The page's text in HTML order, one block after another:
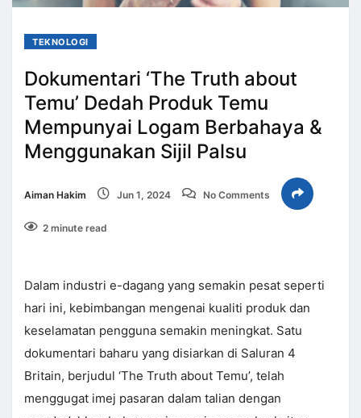
TEKNOLOGI
Dokumentari ‘The Truth about
Temu’ Dedah Produk Temu
Mempunyai Logam Berbahaya &
Menggunakan Sijil Palsu
Aiman Hakim Jun 1, 2024 No Comments
2 minute read
Dalam industri e-dagang yang semakin pesat seperti
hari ini, kebimbangan mengenai kualiti produk dan
keselamatan pengguna semakin meningkat. Satu
dokumentari baharu yang disiarkan di Saluran 4
Britain, berjudul ‘The Truth about Temu’, telah
menggugat imej pasaran dalam talian dengan